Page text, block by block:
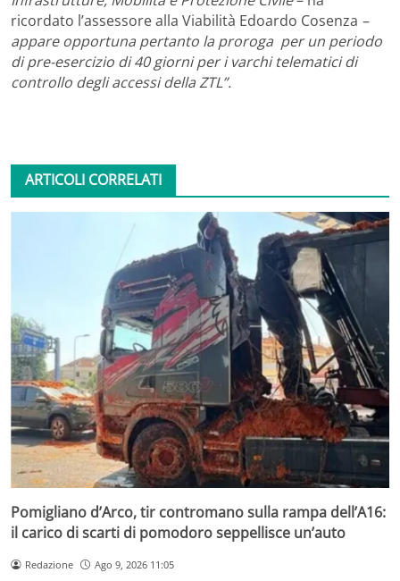
ricordato l’assessore alla Viabilità Edoardo Cosenza –
appare opportuna pertanto la proroga per un periodo
di pre-esercizio di 40 giorni per i varchi telematici di
controllo degli accessi della ZTL”.
ARTICOLI CORRELATI
Pomigliano d’Arco, tir contromano sulla rampa dell’A16:
il carico di scarti di pomodoro seppellisce un’auto
Redazione Ago 9, 2026 11:05